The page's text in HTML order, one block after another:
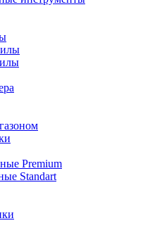
Premium
Standart